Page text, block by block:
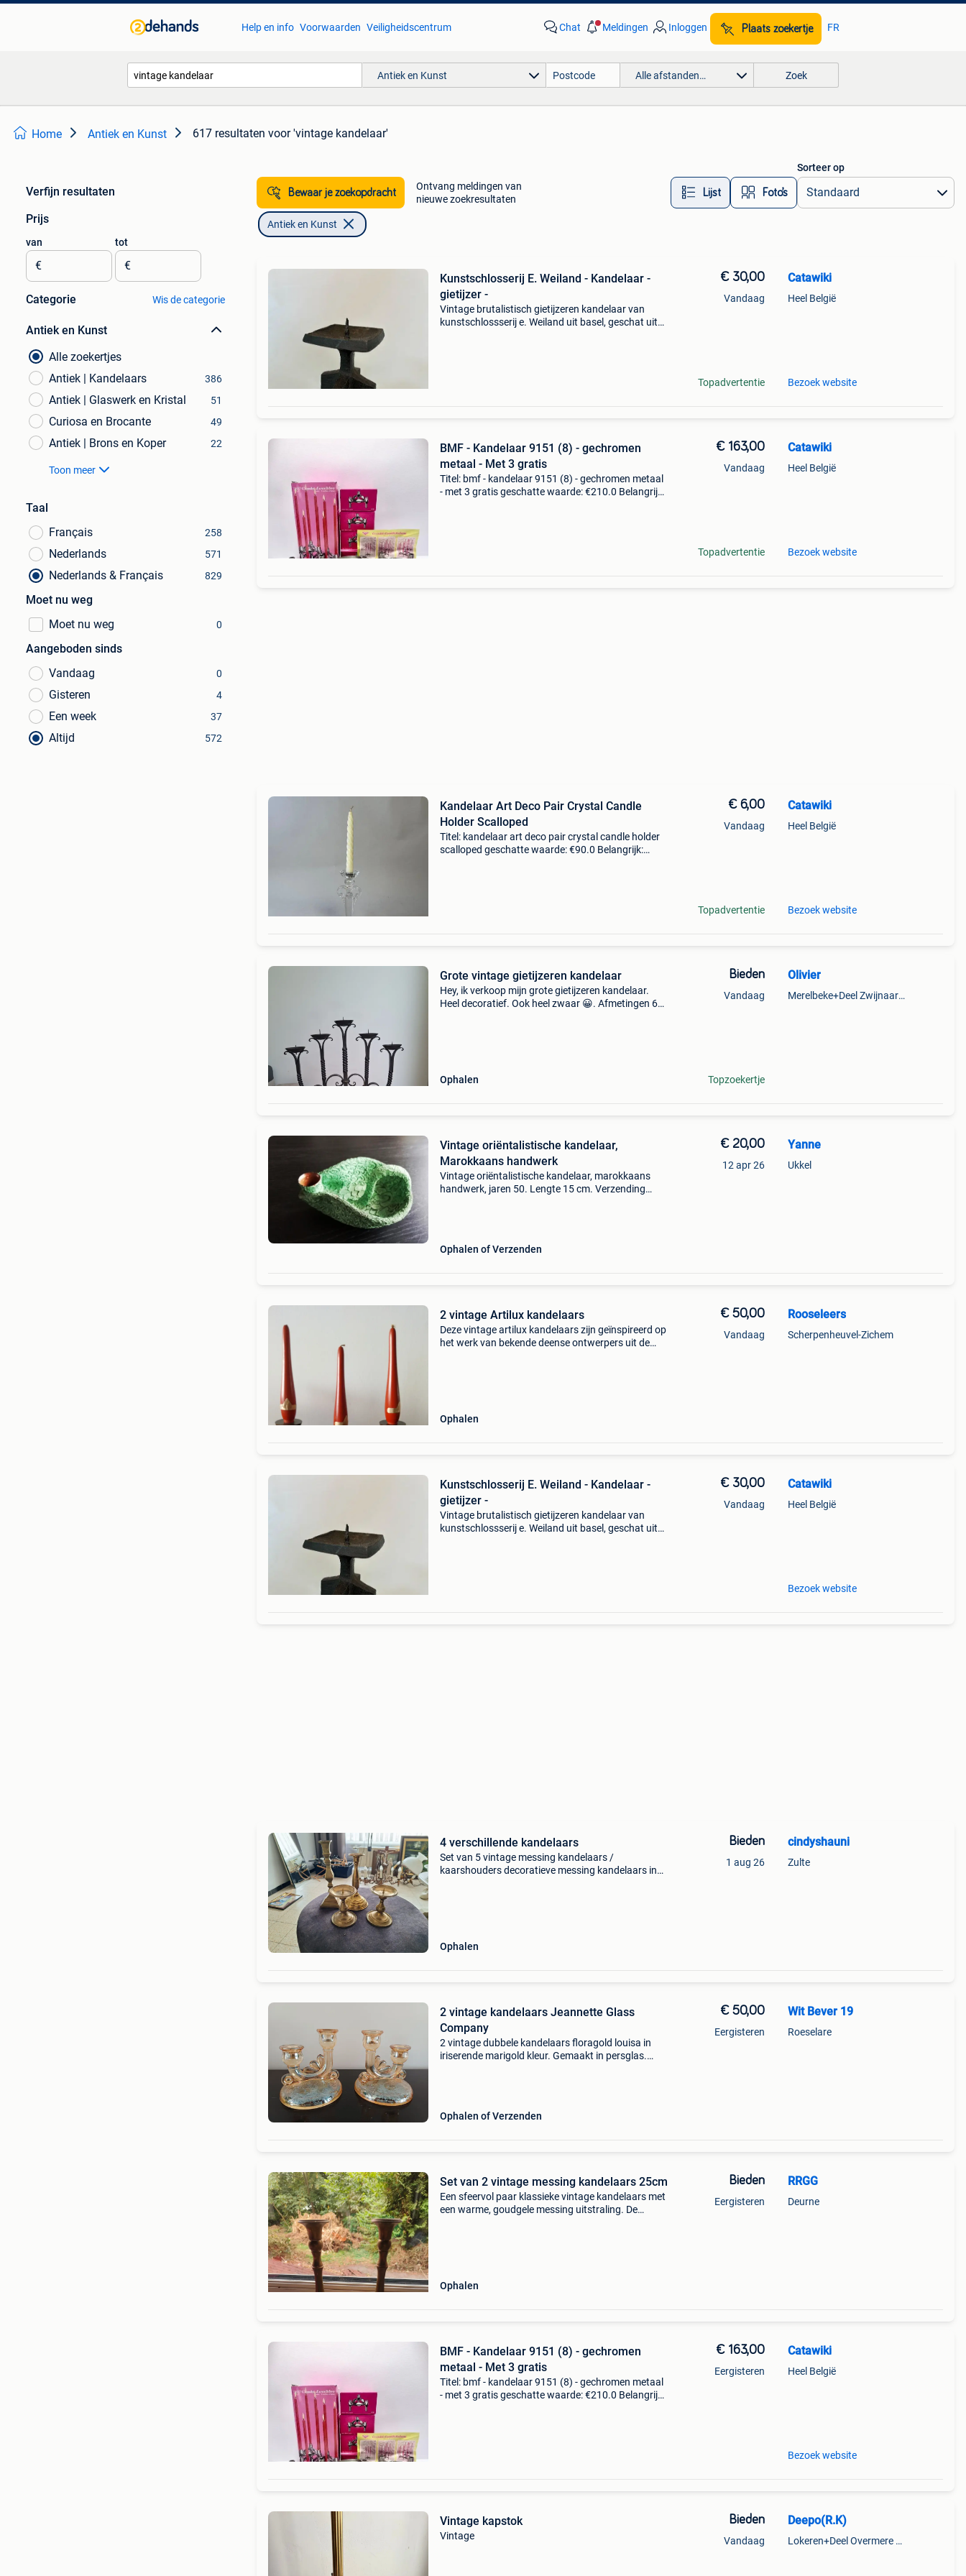
Help en info Voorwaarden Veiligheidscentrum Chat Meldingen Inloggen Plaats zoekertje FR
Antiek en Kunst Alle afstanden… Zoek
Home Antiek en Kunst 617 resultaten voor 'vintage kandelaar'
Verfijn resultaten
Prijs
van
€
tot
€
Categorie Wis de categorie
Antiek en Kunst
Alle zoekertjes
Antiek | Kandelaars
386
Antiek | Glaswerk en Kristal 51
Curiosa en Brocante 49
Antiek | Brons en Koper 22
Toon meer
Taal
Français
258
Nederlands 571
Nederlands & Français 829
Moet nu weg
Moet nu weg
0
Aangeboden sinds
Vandaag
0
Gisteren 4
Een week 37
Altijd 572
Bewaar je zoekopdracht
Ontvang meldingen van
nieuwe zoekresultaten
Lijst Foto’s
Sorteer op
Antiek en Kunst
Kunstschlosserij E. Weiland - Kandelaar -
gietijzer -
Vintage brutalistisch gietijzeren kandelaar van
kunstschlossserij e. Weiland uit basel, geschat uit
€ 30,00
Vandaag
Topadvertentie
Catawiki
Heel België
Bezoek website
BMF - Kandelaar 9151 (8) - gechromen
metaal - Met 3 gratis
Titel: bmf - kandelaar 9151 (8) - gechromen metaal
- met 3 gratis geschatte waarde: €210.0 Belangrijk:
€ 163,00
Vandaag
Topadvertentie
Catawiki
Heel België
Bezoek website
Kandelaar Art Deco Pair Crystal Candle
Holder Scalloped
Titel: kandelaar art deco pair crystal candle holder
scalloped geschatte waarde: €90.0 Belangrijk:
€ 6,00
Vandaag
Topadvertentie
Catawiki
Heel België
Bezoek website
Grote vintage gietijzeren kandelaar
Hey, ik verkoop mijn grote gietijzeren kandelaar.
Heel decoratief. Ook heel zwaar 😀. Afmetingen 60
Ophalen
Bieden
Vandaag
Topzoekertje
Olivier
Merelbeke+Deel Zwijnaarde
Vintage oriëntalistische kandelaar,
Marokkaans handwerk
Vintage oriëntalistische kandelaar, marokkaans
handwerk, jaren 50. Lengte 15 cm. Verzending
Ophalen of Verzenden
€ 20,00
12 apr 26
Yanne
Ukkel
2 vintage Artilux kandelaars
Deze vintage artilux kandelaars zijn geïnspireerd op
het werk van bekende deense ontwerpers uit de
Ophalen
€ 50,00
Vandaag
Rooseleers
Scherpenheuvel-Zichem
Kunstschlosserij E. Weiland - Kandelaar -
gietijzer -
Vintage brutalistisch gietijzeren kandelaar van
kunstschlossserij e. Weiland uit basel, geschat uit
€ 30,00
Vandaag
Catawiki
Heel België
Bezoek website
4 verschillende kandelaars
Set van 5 vintage messing kandelaars /
kaarshouders decoratieve messing kandelaars in
Ophalen
Bieden
1 aug 26
cindyshauni
Zulte
2 vintage kandelaars Jeannette Glass
Company
2 vintage dubbele kandelaars floragold louisa in
iriserende marigold kleur. Gemaakt in persglas.
Ophalen of Verzenden
€ 50,00
Eergisteren
Wit Bever 19
Roeselare
Set van 2 vintage messing kandelaars 25cm
Een sfeervol paar klassieke vintage kandelaars met
een warme, goudgele messing uitstraling. De
Ophalen
Bieden
Eergisteren
RRGG
Deurne
BMF - Kandelaar 9151 (8) - gechromen
metaal - Met 3 gratis
Titel: bmf - kandelaar 9151 (8) - gechromen metaal
- met 3 gratis geschatte waarde: €210.0 Belangrijk:
€ 163,00
Eergisteren
Catawiki
Heel België
Bezoek website
Vintage kapstok
Vintage
Bieden
Vandaag
Deepo(R.K)
Lokeren+Deel Overmere En Zele